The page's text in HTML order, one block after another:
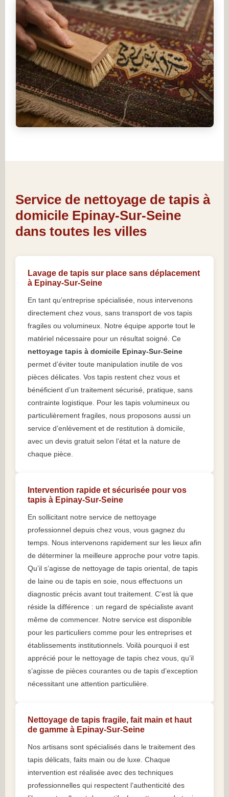
Service de nettoyage de tapis à
domicile Epinay-Sur-Seine
dans toutes les villes
Lavage de tapis sur place sans déplacement
à Epinay-Sur-Seine
En tant qu’entreprise spécialisée, nous intervenons
directement chez vous, sans transport de vos tapis
fragiles ou volumineux. Notre équipe apporte tout le
matériel nécessaire pour un résultat soigné. Ce
nettoyage tapis à domicile Epinay-Sur-Seine
permet d’éviter toute manipulation inutile de vos
pièces délicates. Vos tapis restent chez vous et
bénéficient d’un traitement sécurisé, pratique, sans
contrainte logistique. Pour les tapis volumineux ou
particulièrement fragiles, nous proposons aussi un
service d’enlèvement et de restitution à domicile,
avec un devis gratuit selon l’état et la nature de
chaque pièce.
Intervention rapide et sécurisée pour vos
tapis à Epinay-Sur-Seine
En sollicitant notre service de nettoyage
professionnel depuis chez vous, vous gagnez du
temps. Nous intervenons rapidement sur les lieux afin
de déterminer la meilleure approche pour votre tapis.
Qu’il s’agisse de nettoyage de tapis oriental, de tapis
de laine ou de tapis en soie, nous effectuons un
diagnostic précis avant tout traitement. C’est là que
réside la différence : un regard de spécialiste avant
même de commencer. Notre service est disponible
pour les particuliers comme pour les entreprises et
établissements institutionnels. Voilà pourquoi il est
apprécié pour le nettoyage de tapis chez vous, qu’il
s’agisse de pièces courantes ou de tapis d’exception
nécessitant une attention particulière.
Nettoyage de tapis fragile, fait main et haut
de gamme à Epinay-Sur-Seine
Nos artisans sont spécialisés dans le traitement des
tapis délicats, faits main ou de luxe. Chaque
intervention est réalisée avec des techniques
professionnelles qui respectent l’authenticité des